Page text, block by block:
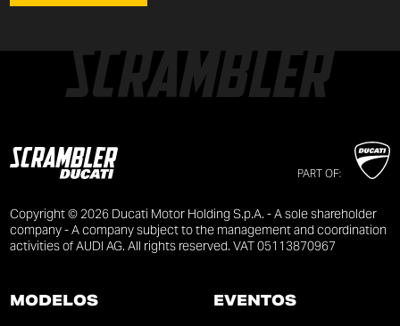
PART OF:
Copyright © 2026 Ducati Motor Holding S.p.A. - A sole shareholder
company - A company subject to the management and coordination
activities of AUDI AG. All rights reserved. VAT 05113870967
MODELOS
EVENTOS